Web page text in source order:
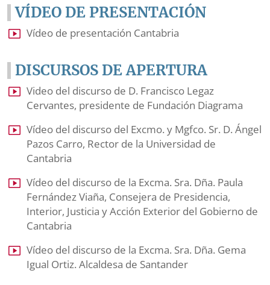
VÍDEO DE PRESENTACIÓN
Vídeo de presentación Cantabria
DISCURSOS DE APERTURA
Video del discurso de D. Francisco Legaz
Cervantes, presidente de Fundación Diagrama
Vídeo del discurso del Excmo. y Mgfco. Sr. D. Ángel
Pazos Carro, Rector de la Universidad de
Cantabria
Vídeo del discurso de la Excma. Sra. Dña. Paula
Fernández Viaña, Consejera de Presidencia,
Interior, Justicia y Acción Exterior del Gobierno de
Cantabria
Vídeo del discurso de la Excma. Sra. Dña. Gema
Igual Ortiz. Alcaldesa de Santander